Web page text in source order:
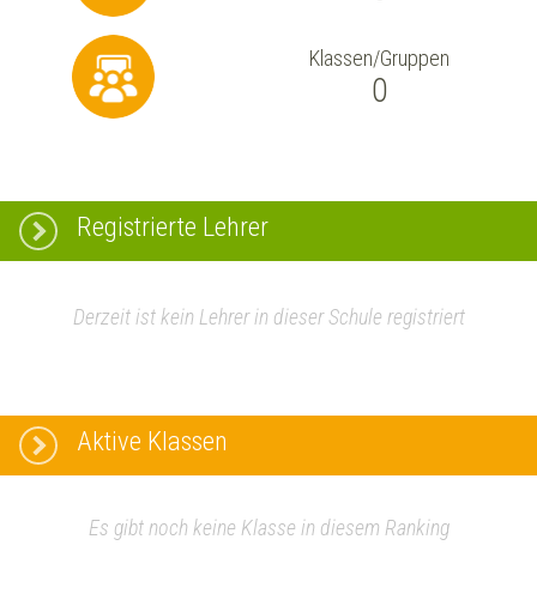
Klassen/Gruppen
0
Registrierte Lehrer
Derzeit ist kein Lehrer in dieser Schule registriert
Aktive Klassen
Es gibt noch keine Klasse in diesem Ranking